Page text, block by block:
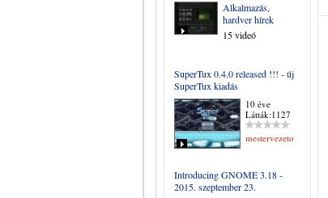
Alkalmazás,
hardver hírek
15 videó
SuperTux 0.4.0 released !!! - új
SuperTux kiadás
10 éve
Látták:1127
mestervezeto
Introducing GNOME 3.18 -
2015. szeptember 23.